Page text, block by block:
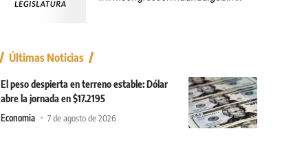
Últimas Noticias
El peso despierta en terreno estable: Dólar
abre la jornada en $17.2195
Economia 7 de agosto de 2026